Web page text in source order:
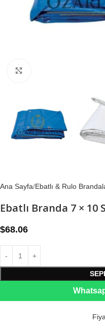
Ana Sayfa Ebatlı & Rulo
Ebatlı Branda 7 × 10
$68.06